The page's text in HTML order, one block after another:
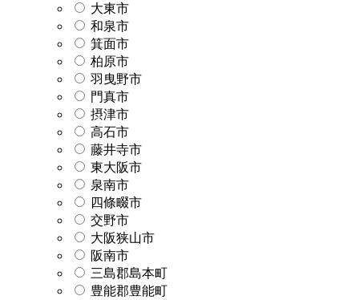
大東市
和泉市
箕面市
柏原市
羽曳野市
門真市
摂津市
高石市
藤井寺市
東大阪市
泉南市
四條畷市
交野市
大阪狭山市
阪南市
三島郡島本町
豊能郡豊能町